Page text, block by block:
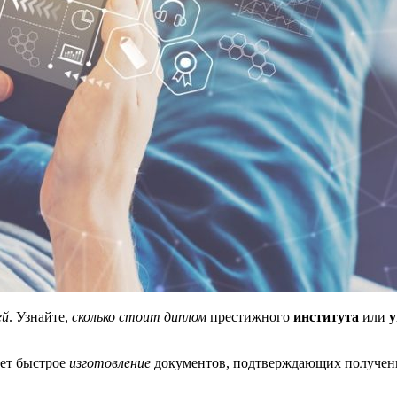
. Узнайте, сколько стоит диплом престижного института или
быстрое изготовление документов, подтверждающих